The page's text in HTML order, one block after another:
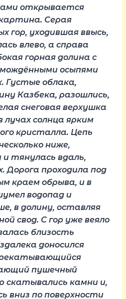
открывается
Серая
гор, уходившая ввысь,
влево, а справа
горная долина с
осыпями
Густые облака,
Казбека, разошлись,
снеговая верхушка
лучах солнца ярким
кристалла. Цепь
ниже,
тянулась вдаль,
Дорога проходила под
краем обрыва, и в
водопад и
в долину, оставляя
свод. С гор уже веяло
близость
доносился
пушечный
скатывались камни и,
вниз по поверхности